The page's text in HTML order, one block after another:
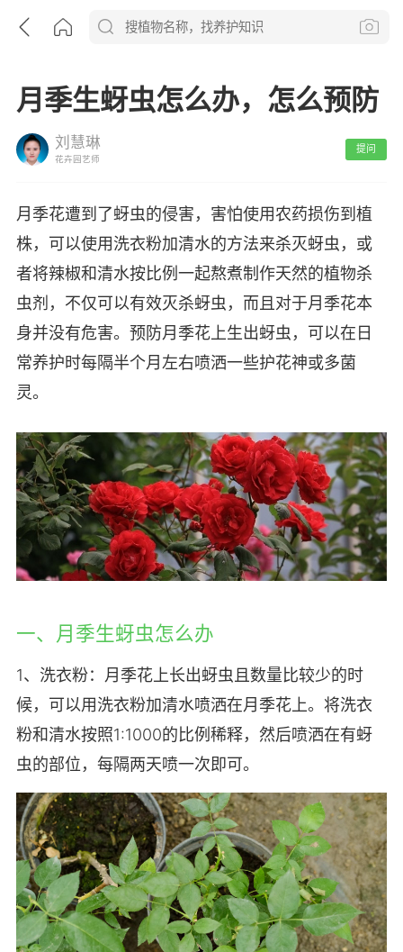
月季生蚜虫怎么办，怎么预防
刘慧琳
花卉园艺师
提问
月季花遭到了蚜虫的侵害，害怕使用农药损伤到植
株，可以使用洗衣粉加清水的方法来杀灭蚜虫，或
者将辣椒和清水按比例一起熬煮制作天然的植物杀
虫剂，不仅可以有效灭杀蚜虫，而且对于月季花本
身并没有危害。预防月季花上生出蚜虫，可以在日
常养护时每隔半个月左右喷洒一些护花神或多菌
灵。
一、月季生蚜虫怎么办
1、洗衣粉：月季花上长出蚜虫且数量比较少的时
候，可以用洗衣粉加清水喷洒在月季花上。将洗衣
粉和清水按照1:1000的比例稀释，然后喷洒在有蚜
虫的部位，每隔两天喷一次即可。